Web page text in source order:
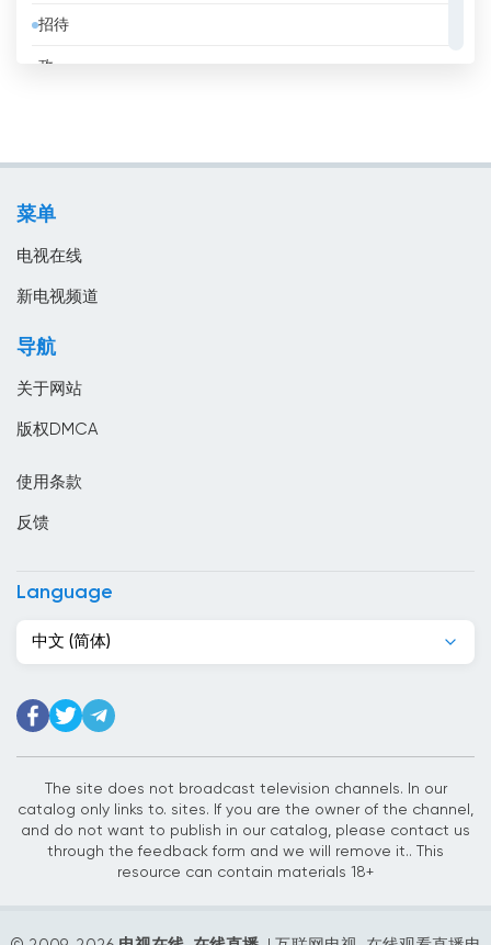
冰岛
危地马拉
吉布提
哥伦比亚
哥斯达黎加
招待
政
菜单
电视在线
新电视频道
导航
关于网站
版权DMCA
使用条款
反馈
Language
中文 (简体)
The site does not broadcast television channels. In our
catalog only links to. sites. If you are the owner of the channel,
and do not want to publish in our catalog, please contact us
through the feedback form and we will remove it.. This
resource can contain materials 18+